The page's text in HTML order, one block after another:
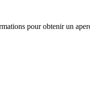
pour obtenir un